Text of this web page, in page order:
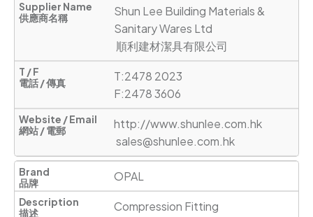
Shun Lee Building Materials &
Sanitary Wares Ltd
順利建材潔具有限公司
T:2478 2023
F:2478 3606
http://www.shunlee.com.hk
sales@shunlee.com.hk
OPAL
Compression Fitting